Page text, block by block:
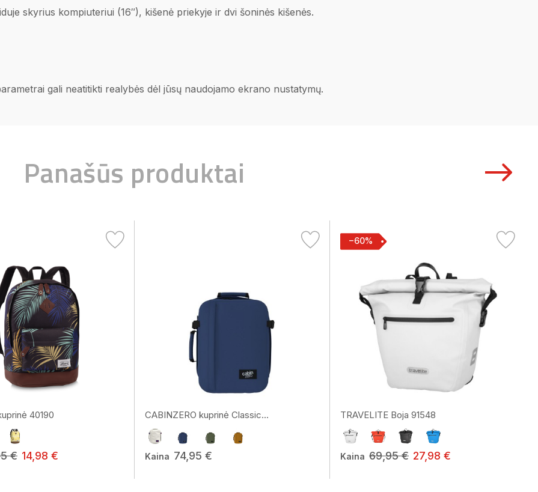
skyrius kompiuteriui (16″), kišenė priekyje ir dvi šoninės kišenės.
gali neatitikti realybės dėl jūsų naudojamo ekrano nustatymų.
Panašūs produktai
40190
€ 14,98 €
CABINZERO kuprinė Classic...
Kaina 74,95 €
−60%
TRAVELITE Boja 91548
Kaina 69,95 € 27,98 €